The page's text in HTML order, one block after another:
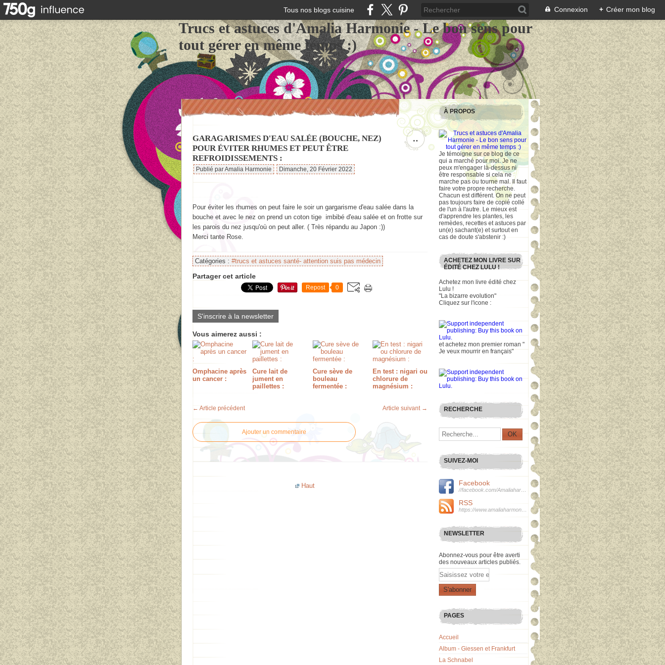
Tous nos blogs cuisine Connexion + Créer mon blog
Trucs et astuces d'Amalia Harmonie - Le bon sens pour
tout gérer en même temps :)
…
GARAGARISMES D'EAU SALÉE (BOUCHE, NEZ)
POUR ÉVITER RHUMES ET PEUT ÊTRE
REFROIDISSEMENTS :
Publié par Amalia Harmonie Dimanche, 20 Février 2022
Pour éviter les rhumes on peut faire le soir un gargarisme d'eau salée dans la
bouche et avec le nez on prend un coton tige imbibé d'eau salée et on frotte sur
les parois du nez jusqu'où on peut aller. ( Très répandu au Japon :))
Merci tante Rose.
Catégories : #trucs et astuces santé- attention suis pas médecin
Partager cet article
Repost 0
S'inscrire à la newsletter
Vous aimerez aussi :
Omphacine après
un cancer :
Cure lait de
jument en
paillettes :
Cure sève de
bouleau
fermentée :
En test : nigari ou
chlorure de
magnésium :
← Article précédent Article suivant →
Ajouter un commentaire
Haut
À PROPOS
Je témoigne sur ce blog de ce
qui a marché pour moi. Je ne
peux m'engager là-dessus ni
être responsable si cela ne
marche pas ou tourne mal. Il faut
faire votre propre recherche.
Chacun est différent. On ne peut
pas toujours faire de copié collé
de l'un à l'autre. Le mieux est
d'apprendre les plantes, les
remèdes, recettes et astuces par
un(e) sachant(e) et surtout en
cas de doute s'abstenir :)
ACHETEZ MON LIVRE SUR
ÉDITÉ CHEZ LULU !
Achetez mon livre édité chez
Lulu !
"La bizarre evolution"
Cliquez sur l'icone :
et achetez mon premier roman "
Je veux mourrir en français"
RECHERCHE
SUIVEZ-MOI
Facebook
RSS
NEWSLETTER
Abonnez-vous pour être averti
des nouveaux articles publiés.
Email
PAGES
Accueil
Album - Giessen et Frankfurt
La Schnabel